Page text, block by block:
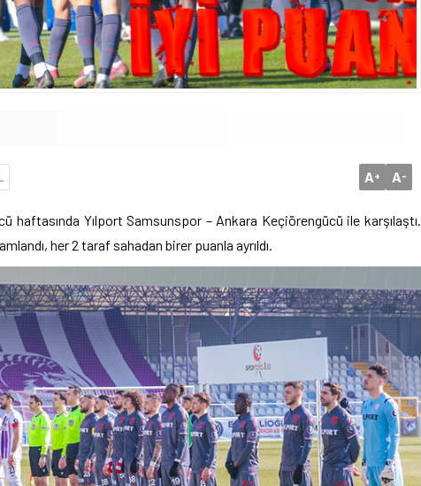
A+ A-
haftasında Yılport Samsunspor – Ankara Keçiörengücü ile karşılaştı.
her 2 taraf sahadan birer puanla ayrıldı.